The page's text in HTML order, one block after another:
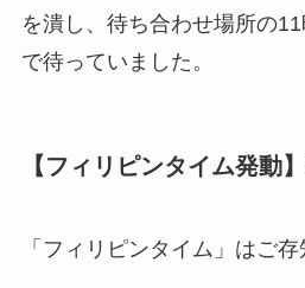
を潰し、待ち合わせ場所の
で待っていました。
【フィリピンタイム発動
「フィリピンタイム」はご